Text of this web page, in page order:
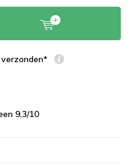
verzonden*
9,3/10